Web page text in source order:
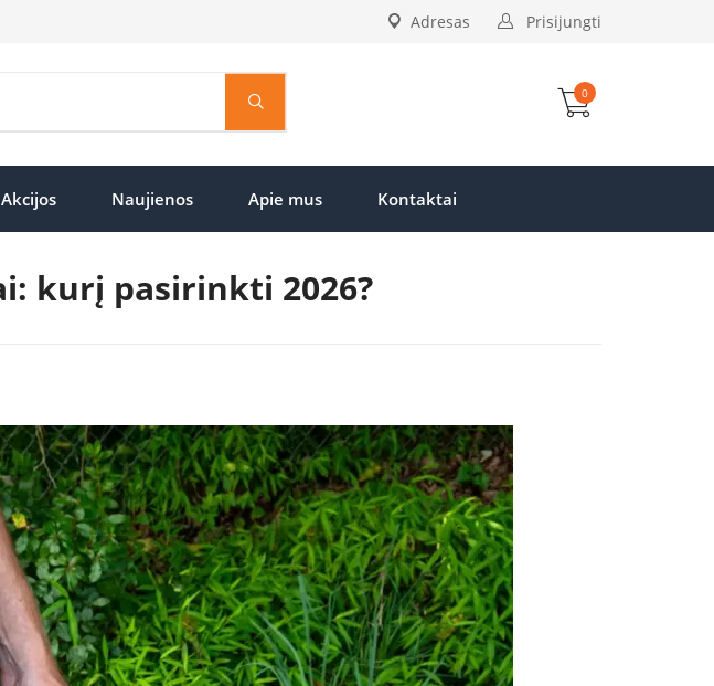
Prisijungti
Adresas
0
Akcijos Naujienos Apie mus Kontaktai
kurį pasirinkti 2026?